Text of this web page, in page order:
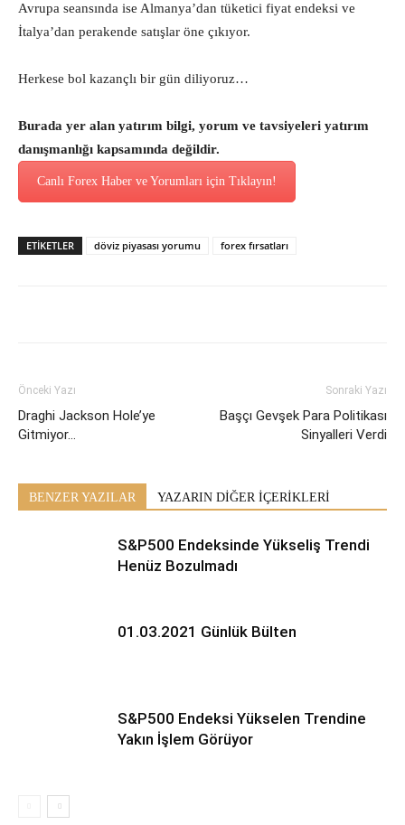
Avrupa seansında ise Almanya’dan tüketici fiyat endeksi ve
İtalya’dan perakende satışlar öne çıkıyor.
Herkese bol kazançlı bir gün diliyoruz…
Burada yer alan yatırım bilgi, yorum ve tavsiyeleri yatırım
danışmanlığı kapsamında değildir.
Canlı Forex Haber ve Yorumları için Tıklayın!
ETİKETLER döviz piyasası yorumu forex fırsatları
Önceki Yazı
Draghi Jackson Hole’ye
Gitmiyor…
Sonraki Yazı
Başçı Gevşek Para Politikası
Sinyalleri Verdi
BENZER YAZILAR YAZARIN DİĞER İÇERİKLERİ
S&P500 Endeksinde Yükseliş Trendi
Henüz Bozulmadı
01.03.2021 Günlük Bülten
S&P500 Endeksi Yükselen Trendine
Yakın İşlem Görüyor